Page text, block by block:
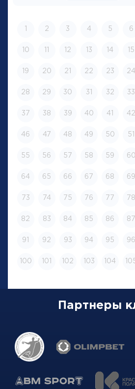
2 3 4 5 6
10 12 13 14 15
19 20 21 22 23 24
28 29 30 31 32 33
37 38 39 40 41 42
46 47 48 49 50 51
55 56 57 58 59 60
64 65 66 67 68 69
73 74 75 76 77 78
82 83 84 85 86 87
91 92 93 94 95 96
100 101 102 103 104
Партнеры